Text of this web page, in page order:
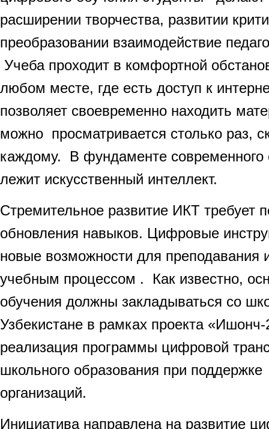
расширении творчества, развитии
преобразовании взаимодействие
Учеба проходит в комфортной
любом месте, где есть доступ к
позволяет своевременно находить
можно просматривается столько раз,
каждому. В фундаменте современного
лежит искусственный интеллект.
Стремительное развитие ИКТ требует
обновления навыков. Цифровые
новые возможности для преподавания
учебным процессом . Как известно,
обучения должны закладываться со
Узбекистане в рамках проекта
реализация программы цифровой
школьного образования при поддержке
организаций.
Инициатива направлена на развитие